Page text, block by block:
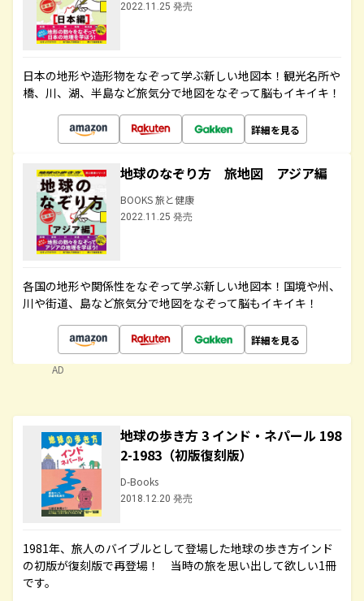
2022.11.25 発売
日本の地形や造形物をなぞって学ぶ新しい地図本！観光名所や
橋、川、湖、半島など旅気分で地図をなぞって脳もイキイキ！
詳細を見る
地球のなぞり方 旅地図 アジア編
BOOKS 旅と健康
2022.11.25 発売
各国の地形や関係性をなぞって学ぶ新しい地図本！国境や州、
川や街道、島など旅気分で地図をなぞって脳もイキイキ！
詳細を見る
AD
地球の歩き方 3 インド・ネパール 198
2-1983（初版復刻版）
D-Books
2018.12.20 発売
1981年、旅人のバイブルとして登場した地球の歩き方インド
の初版が復刻版で再登場！ 当時の旅を思い出して欲しい1冊
です。